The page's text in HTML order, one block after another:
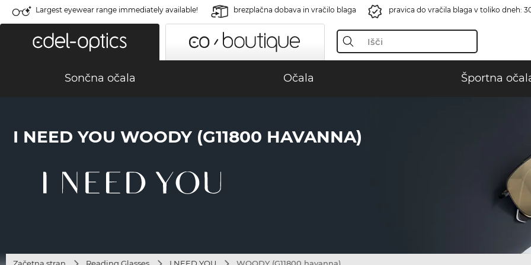
Largest eyewear range immediately available! brezplačna dobava in vračilo blaga pravica do vračila blaga v toliko dneh:
Sončna očala Očala Športna
I NEED YOU WOODY (G11800 HAVANNA)